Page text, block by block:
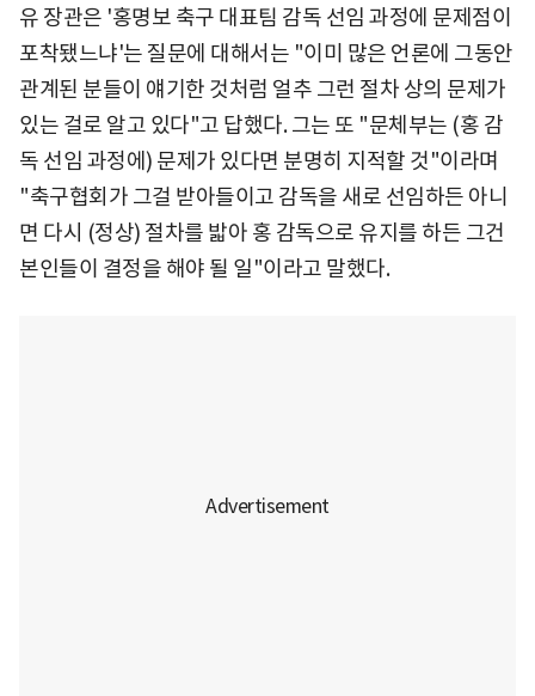
유 장관은 '홍명보 축구 대표팀 감독 선임 과정에 문제점이
포착됐느냐'는 질문에 대해서는 "이미 많은 언론에 그동안
관계된 분들이 얘기한 것처럼 얼추 그런 절차 상의 문제가
있는 걸로 알고 있다"고 답했다. 그는 또 "문체부는 (홍 감
독 선임 과정에) 문제가 있다면 분명히 지적할 것"이라며
"축구협회가 그걸 받아들이고 감독을 새로 선임하든 아니
면 다시 (정상) 절차를 밟아 홍 감독으로 유지를 하든 그건
본인들이 결정을 해야 될 일"이라고 말했다.